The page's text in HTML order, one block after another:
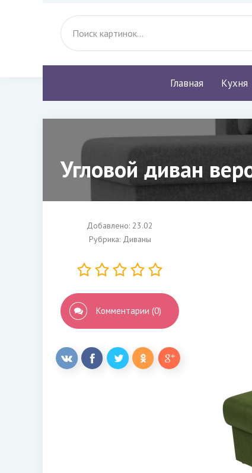
Главная Кухня
Угловой диван
Добавлено: 23.02
Рубрика: Диваны
Комментарии (0)